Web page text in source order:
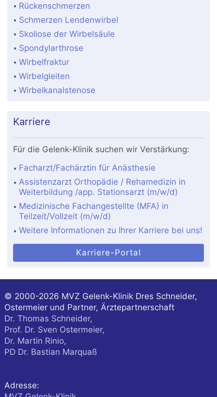
Rückenschmerzen
Schmerzen Lendenwirbel
Skoliose der Wirbelsäule
Spondylarthrose
Wirbelfraktur
Wirbelgleiten
Wirbelkanalstenose
Karriere
Für die Gelenk-Klinik suchen wir Verstärkung:
Facharzt/Fachärztin für Anästhesie
Assistenzarzt Orthopädie / Rehamedizin in
Weiterbildung /app. Stationsarzt (m/w/d)
Medizinische Fachangestellte (MFA) in
Teilzeit/Vollzeit (m/w/d)
Weitere Informationen zu Ihrer Karriere bei uns!
Karriere-Portal
© 2000-2026 MVZ Gelenk-Klinik Dres Schneider,
Ostermeier und Partner, Ärztepartnerschaft
Dr. Thomas Schneider,
Prof. Dr. Sven Ostermeier,
Dr. Martin Rinio,
PD Dr. Bastian Marquaß
Adresse: